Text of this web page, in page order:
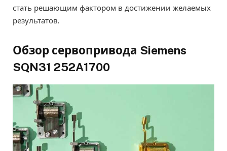
стать решающим фактором в достижении желаемых
результатов.
Обзор сервопривода Siemens
SQN31 252A1700